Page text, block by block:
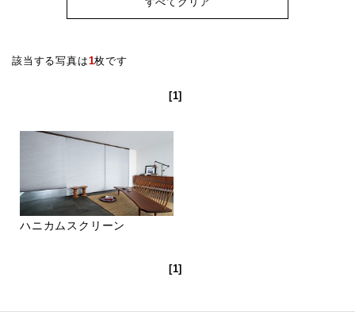
該当する写真は1枚です
[1]
ハニカムスクリーン
[1]